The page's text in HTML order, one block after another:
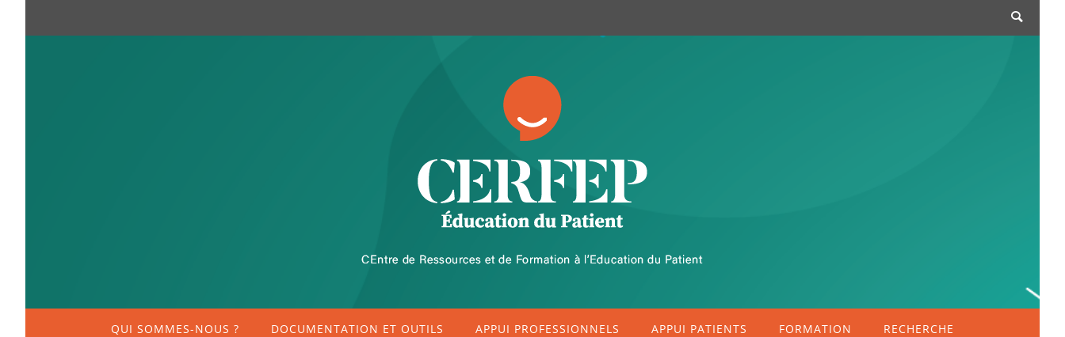
QUI SOMMES-NOUS ? DOCUMENTATION ET OUTILS APPUI PROFESSIONNELS APPUI PATIENTS FORMATION RECHERCHE